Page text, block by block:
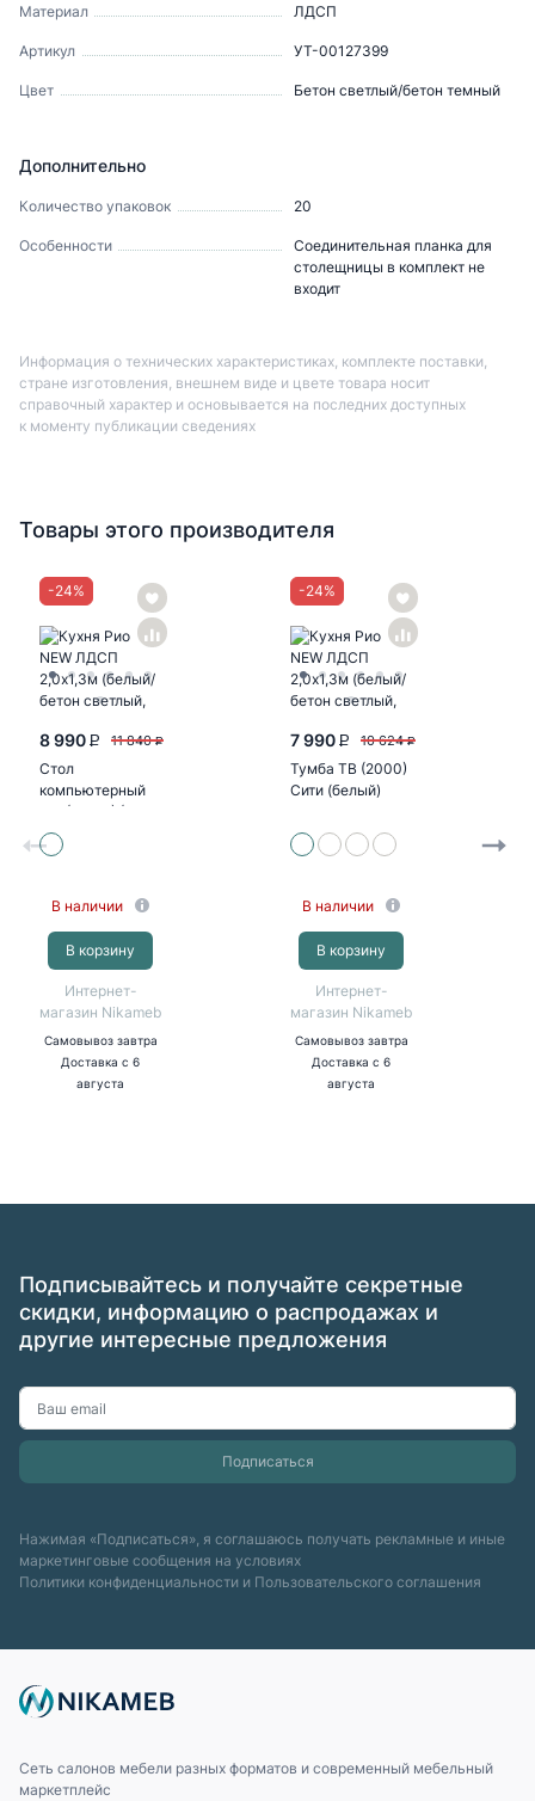
Материал ЛДСП
Артикул УТ-00127399
Цвет Бетон светлый/бетон темный
Дополнительно
Количество упаковок 20
Особенности
Соединительная планка для
столещницы в комплект не
входит
Информация о технических характеристиках, комплекте поставки,
стране изготовления, внешнем виде и цвете товара носит
справочный характер и основывается на последних доступных
к моменту публикации сведениях
Товары этого производителя
-24%
8 990 P 11 840 P
Стол
компьютерный
№1 (УПКФ) (Дуб
беленый, венге
ФВ)
В наличии
В корзину
Интернет-
магазин Nikameb
Самовывоз завтра
Доставка с 6
августа
-24%
7 990 P 10 624 P
Тумба ТВ (2000)
Сити (белый)
В наличии
В корзину
Интернет-
магазин Nikameb
Самовывоз завтра
Доставка с 6
августа
Подписывайтесь и получайте секретные
скидки, информацию о распродажах и
другие интересные предложения
Нажимая «Подписаться», я соглашаюсь получать рекламные и иные
маркетинговые сообщения на условиях
Политики конфиденциальности и Пользовательского соглашения
Сеть салонов мебели разных форматов и современный мебельный
маркетплейс